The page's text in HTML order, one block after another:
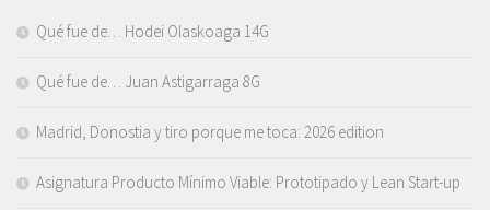
Qué fue de… Hodei Olaskoaga 14G
Qué fue de… Juan Astigarraga 8G
Madrid, Donostia y tiro porque me toca: 2026 edition
Asignatura Producto Mínimo Viable: Prototipado y Lean Start-up